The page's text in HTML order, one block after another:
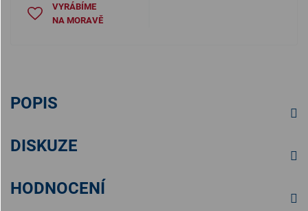
VYRÁBÍME
NA MORAVĚ
POPIS
DISKUZE
HODNOCENÍ